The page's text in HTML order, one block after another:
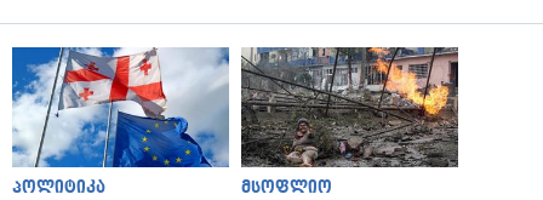
პოლიტიკა მსოფლიო